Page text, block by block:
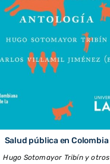
Salud pública en Colombia
Hugo Sotomayor Tribín y otros